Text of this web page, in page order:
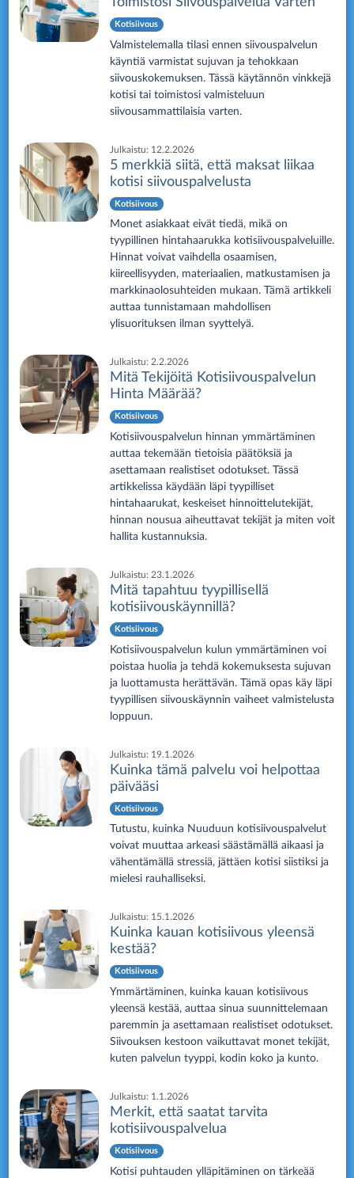
Kotisiivous
Valmistelemalla tilasi ennen siivouspalvelun
käyntiä varmistat sujuvan ja tehokkaan
siivouskokemuksen. Tässä käytännön vinkkejä
kotisi tai toimistosi valmisteluun
siivousammattilaisia varten.
Julkaistu: 12.2.2026
5 merkkiä siitä, että maksat liikaa
kotisi siivouspalvelusta
Kotisiivous
Monet asiakkaat eivät tiedä, mikä on
tyypillinen hintahaarukka kotisiivouspalveluille.
Hinnat voivat vaihdella osaamisen,
kiireellisyyden, materiaalien, matkustamisen ja
markkinaolosuhteiden mukaan. Tämä artikkeli
auttaa tunnistamaan mahdollisen
ylisuorituksen ilman syyttelyä.
Julkaistu: 2.2.2026
Mitä Tekijöitä Kotisiivouspalvelun
Hinta Määrää?
Kotisiivous
Kotisiivouspalvelun hinnan ymmärtäminen
auttaa tekemään tietoisia päätöksiä ja
asettamaan realistiset odotukset. Tässä
artikkelissa käydään läpi tyypilliset
hintahaarukat, keskeiset hinnoittelutekijät,
hinnan nousua aiheuttavat tekijät ja miten voit
hallita kustannuksia.
Julkaistu: 23.1.2026
Mitä tapahtuu tyypillisellä
kotisiivouskäynnillä?
Kotisiivous
Kotisiivouspalvelun kulun ymmärtäminen voi
poistaa huolia ja tehdä kokemuksesta sujuvan
ja luottamusta herättävän. Tämä opas käy läpi
tyypillisen siivouskäynnin vaiheet valmistelusta
loppuun.
Julkaistu: 19.1.2026
Kuinka tämä palvelu voi helpottaa
päivääsi
Kotisiivous
Tutustu, kuinka Nuuduun kotisiivouspalvelut
voivat muuttaa arkeasi säästämällä aikaasi ja
vähentämällä stressiä, jättäen kotisi siistiksi ja
mielesi rauhalliseksi.
Julkaistu: 15.1.2026
Kuinka kauan kotisiivous yleensä
kestää?
Kotisiivous
Ymmärtäminen, kuinka kauan kotisiivous
yleensä kestää, auttaa sinua suunnittelemaan
paremmin ja asettamaan realistiset odotukset.
Siivouksen kestoon vaikuttavat monet tekijät,
kuten palvelun tyyppi, kodin koko ja kunto.
Julkaistu: 1.1.2026
Merkit, että saatat tarvita
kotisiivouspalvelua
Kotisiivous
Kotisi puhtauden ylläpitäminen on tärkeää